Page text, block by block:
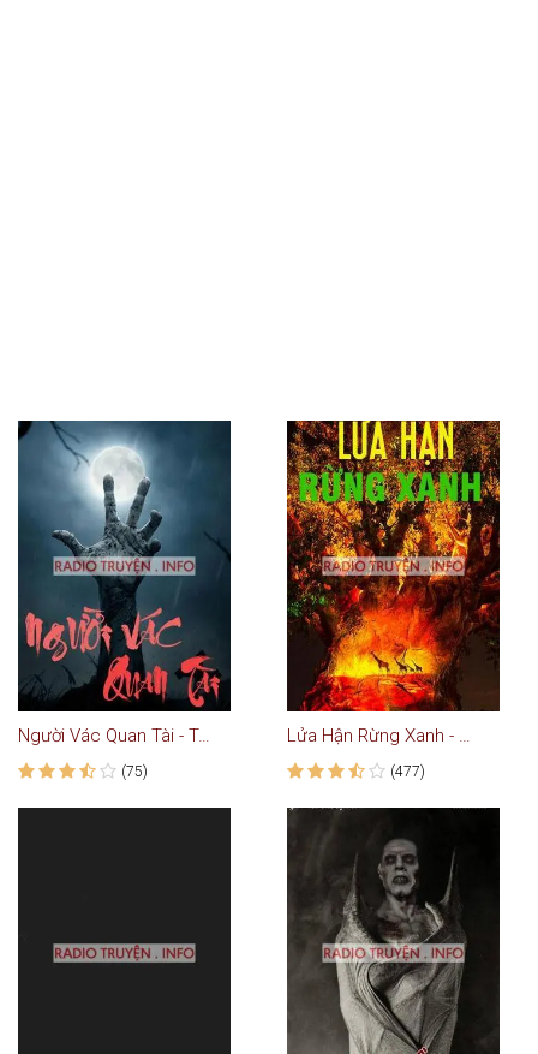
Người Vác Quan Tài - Truyện Ma
(75)
Lửa Hận Rừng Xanh - Truyện Kiếm Hiệp Kinh Dị
(477)